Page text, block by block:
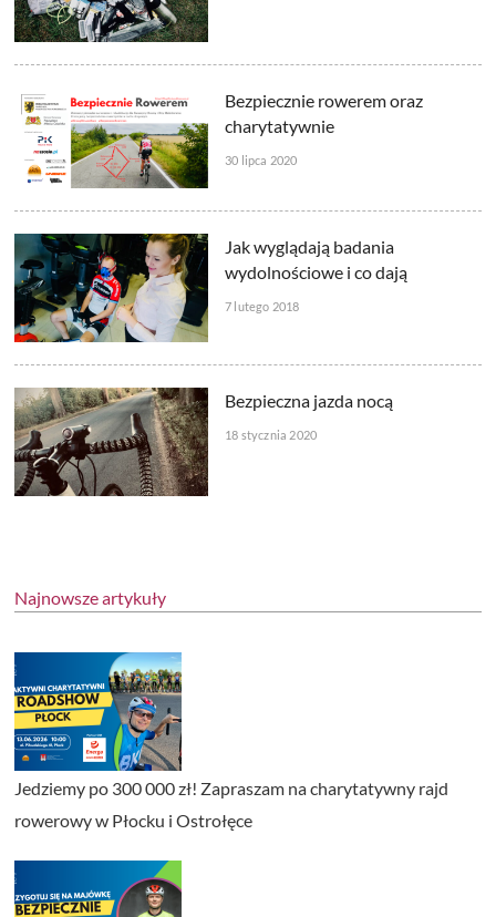
Bezpiecznie rowerem oraz
charytatywnie
30 lipca 2020
Jak wyglądają badania
wydolnościowe i co dają
7 lutego 2018
Bezpieczna jazda nocą
18 stycznia 2020
Najnowsze artykuły
Jedziemy po 300 000 zł! Zapraszam na charytatywny rajd
rowerowy w Płocku i Ostrołęce